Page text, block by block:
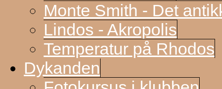
Monte Smith - Det
Lindos - Akropolis
Temperatur på Rhodos
Dykanden